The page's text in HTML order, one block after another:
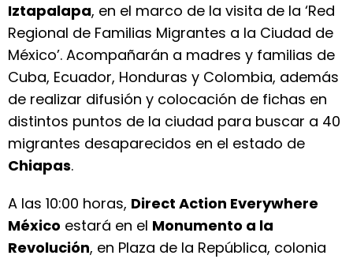
Iztapalapa, en el marco de la visita de la ‘Red
Regional de Familias Migrantes a la Ciudad de
México’. Acompañarán a madres y familias de
Cuba, Ecuador, Honduras y Colombia, además
de realizar difusión y colocación de fichas en
distintos puntos de la ciudad para buscar a 40
migrantes desaparecidos en el estado de
Chiapas.
A las 10:00 horas, Direct Action Everywhere
México estará en el Monumento a la
Revolución, en Plaza de la República, colonia